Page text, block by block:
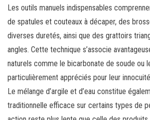
Les outils manuels indispensables
de spatules et couteaux à décaper, des
diverses duretés, ainsi que des grattoirs
angles. Cette technique s’associe
naturels comme le bicarbonate de soude ou
particulièrement appréciés pour leur
Le mélange d’argile et d’eau constitue
traditionnelle efficace sur certains types de